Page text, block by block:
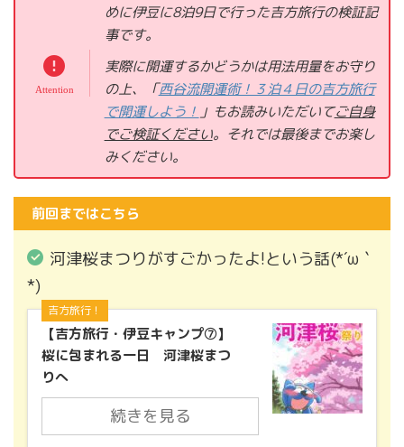
めに伊豆に8泊9日で行った吉方旅行の検証記
事です。
実際に開運するかどうかは用法用量をお守り
の上、「西谷流開運術！３泊４日の吉方旅行
で開運しよう！ 」もお読みいただいてご自身
でご検証ください。それでは最後までお楽し
みください。
前回まではこちら
河津桜まつりがすごかったよ!という話(*´ω｀
*)
吉方旅行！
【吉方旅行・伊豆キャンプ⑦】
桜に包まれる一日 河津桜まつ
りへ
続きを見る